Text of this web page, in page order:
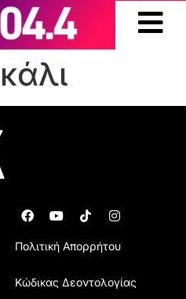
Πολιτική Απορρήτου
Κώδικας Δεοντολογίας